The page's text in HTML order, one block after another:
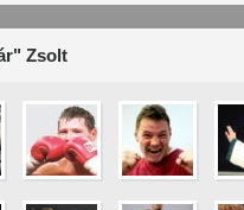
Zsolt